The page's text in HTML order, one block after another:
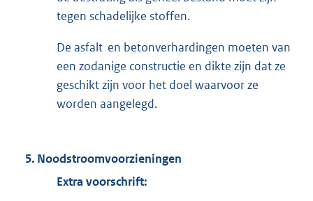
tegen schadelijke stoffen.
De asfalt en betonverhardingen moeten van
een zodanige constructie en dikte zijn dat ze
geschikt zijn voor het doel waarvoor ze
worden aangelegd.
5. Noodstroomvoorzieningen
Extra voorschrift: